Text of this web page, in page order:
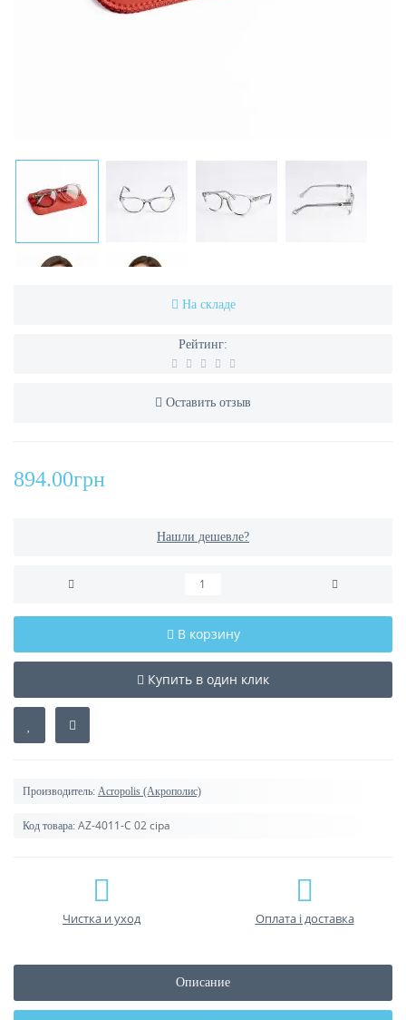
На складе
Рейтинг:
Оставить отзыв
894.00грн
Нашли дешевле?
В корзину
Купить в один клик
Производитель: Acropolis (Акрополис)
Код товара: AZ-4011-C 02 сіра
Чистка и уход Оплата і доставка
Описание